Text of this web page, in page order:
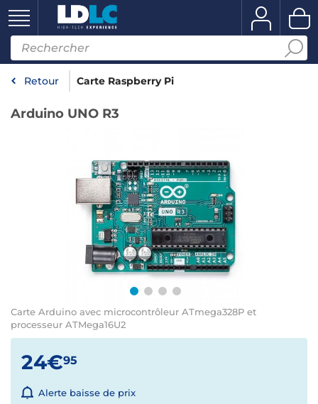
Retour Carte Raspberry Pi
Arduino UNO R3
Carte Arduino avec microcontrôleur ATmega328P et
processeur ATMega16U2
24€95
Alerte baisse de prix